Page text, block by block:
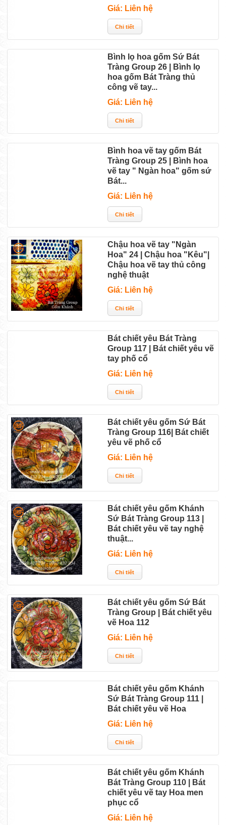
Giá: Liên hệ
Bình lọ hoa gốm Sứ Bát
Tràng Group 26 | Bình lọ
hoa gốm Bát Tràng thủ
công vẽ tay...
Giá: Liên hệ
Bình hoa vẽ tay gốm Bát
Tràng Group 25 | Bình hoa
vẽ tay " Ngàn hoa" gốm sứ
Bát...
Giá: Liên hệ
Chậu hoa vẽ tay "Ngàn
Hoa" 24 | Chậu hoa "Kêu"|
Chậu hoa vẽ tay thủ công
nghệ thuật
Giá: Liên hệ
Bát chiết yêu Bát Tràng
Group 117 | Bát chiết yêu vẽ
tay phố cổ
Giá: Liên hệ
Bát chiết yêu gốm Sứ Bát
Tràng Group 116| Bát chiết
yêu vẽ phố cổ
Giá: Liên hệ
Bát chiết yêu gốm Khánh
Sứ Bát Tràng Group 113 |
Bát chiết yêu vẽ tay nghệ
thuật...
Giá: Liên hệ
Bát chiết yêu gốm Sứ Bát
Tràng Group | Bát chiết yêu
vẽ Hoa 112
Giá: Liên hệ
Bát chiết yêu gốm Khánh
Sứ Bát Tràng Group 111 |
Bát chiết yêu vẽ Hoa
Giá: Liên hệ
Bát chiết yêu gốm Khánh
Bát Tràng Group 110 | Bát
chiết yêu vẽ tay Hoa men
phục cổ
Giá: Liên hệ